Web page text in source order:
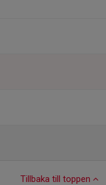
Tillbaka till toppen